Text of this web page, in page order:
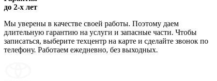
до 2-х лет
Мы уверены в качестве своей работы. Поэтому даем
длительную гарантию на услуги и запасные части. Чтобы
записаться, выберите техцентр на карте и сделайте звонок по
телефону. Работаем ежедневно, без выходных.